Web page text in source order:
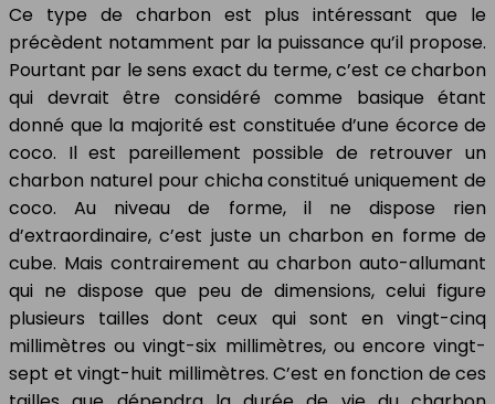
Ce type de charbon est plus intéressant que le
précèdent notamment par la puissance qu’il propose.
Pourtant par le sens exact du terme, c’est ce charbon
qui devrait être considéré comme basique étant
donné que la majorité est constituée d’une écorce de
coco. Il est pareillement possible de retrouver un
charbon naturel pour chicha constitué uniquement de
coco. Au niveau de forme, il ne dispose rien
d’extraordinaire, c’est juste un charbon en forme de
cube. Mais contrairement au charbon auto-allumant
qui ne dispose que peu de dimensions, celui figure
plusieurs tailles dont ceux qui sont en vingt-cinq
millimètres ou vingt-six millimètres, ou encore vingt-
sept et vingt-huit millimètres. C’est en fonction de ces